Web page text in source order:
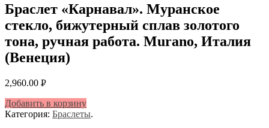
Браслет «Карнавал». Муранское
стекло, бижутерный сплав золотого
тона, ручная работа. Murano, Италия
(Венеция)
2,960.00 Р
Добавить в корзину
Категория: Браслеты.